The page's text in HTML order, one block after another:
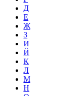
Д
Е
Ж
З
И
Й
К
Л
М
Н